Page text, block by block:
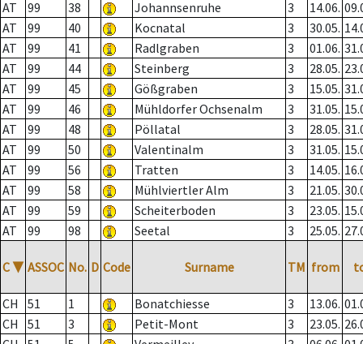
AT
99 38 Johannsenruhe 3 14.06.
AT
99 40 Kocnatal 3 30.05.
AT
99 41 Radlgraben 3 01.06.
AT
99 44 Steinberg 3 28.05.
AT
99 45 Gößgraben 3 15.05.
AT
99 46 Mühldorfer Ochsenalm 3 31.05.
AT
99 48 Pöllatal 3 28.05.
AT
99 50 Valentinalm 3 31.05.
AT
99 56 Tratten 3 14.05.
AT
99 58 Mühlviertler Alm 3 21.05.
AT
99 59 Scheiterboden 3 23.05.
AT
99 98 Seetal 3 25.05.
C ▼ ASSOC No. D Code Surname TM from
CH 51 1 Bonatchiesse 3 13.06.
CH
51 3 Petit-Mont 3 23.05.